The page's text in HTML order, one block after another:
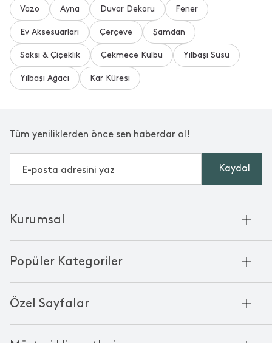
Vazo Ayna Duvar Dekoru Fener
Ev Aksesuarları Çerçeve Şamdan
Saksı & Çiçeklik Çekmece Kulbu Yılbaşı Süsü
Yılbaşı Ağacı Kar Küresi
Tüm yeniliklerden önce sen haberdar ol!
Kaydol
Popüler Kategoriler
Bornoz
Özel Sayfalar
Kurumsal
Kurumsal Satış
Chakra Manifesto
Mağazalarımız